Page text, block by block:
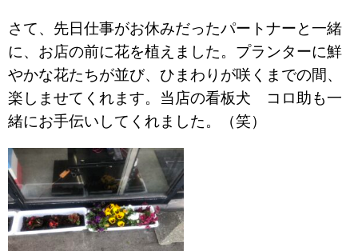
さて、先日仕事がお休みだったパートナーと一緒
に、お店の前に花を植えました。プランターに鮮
やかな花たちが並び、ひまわりが咲くまでの間、
楽しませてくれます。当店の看板犬 コロ助も一
緒にお手伝いしてくれました。（笑）